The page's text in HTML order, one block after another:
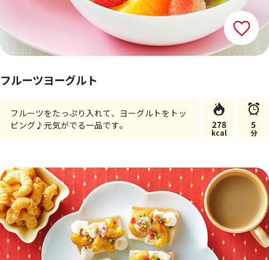
フルーツヨーグルト
フルーツをたっぷり入れて、ヨーグルトをトッ
ピング♪元気がでる一品です。
278
kcal
5
分